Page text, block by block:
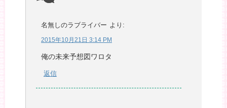
名無しのラブライバー より:
2015年10月21日 3:14 PM
俺の未来予想図ワロタ
返信